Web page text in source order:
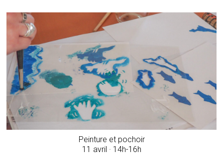
Peinture et pochoir
11 avril · 14h-16h